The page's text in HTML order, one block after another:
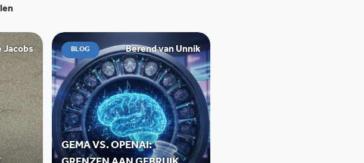
Jacobs BLOG Berend van Unnik
GEMA VS. OPENAI: